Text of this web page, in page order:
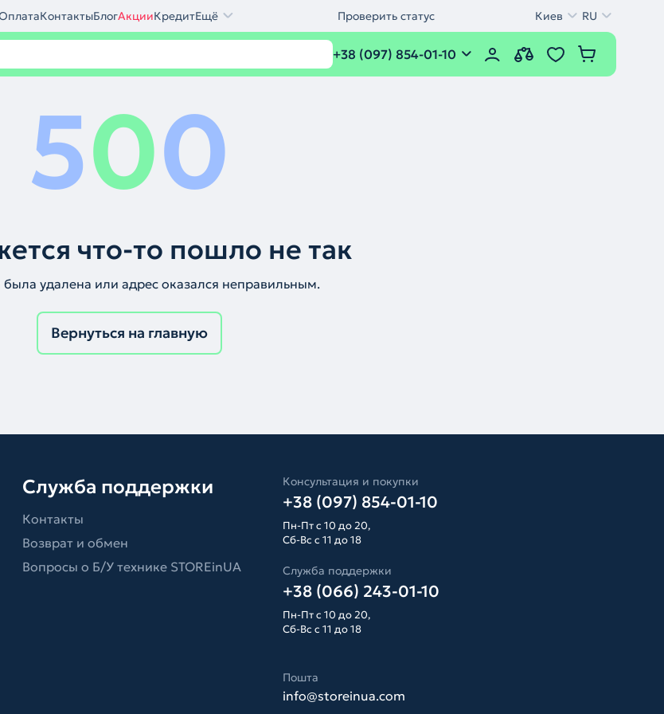
КонтактыБлогАкцииКредитЕщё Проверить статус Киев RU
+38 (097) 854-01-10
500
что-то пошло не так
удалена или адрес оказался неправильным.
Вернуться на главную
Служба поддержки
Контакты
Возврат и обмен
Вопросы о Б/У технике STOREinUA
Консультация и покупки
+38 (097) 854-01-10
Пн-Пт с 10 до 20,
Сб-Вс с 11 до 18
Служба поддержки
+38 (066) 243-01-10
Пн-Пт с 10 до 20,
Сб-Вс с 11 до 18
Пошта
info@storeinua.com